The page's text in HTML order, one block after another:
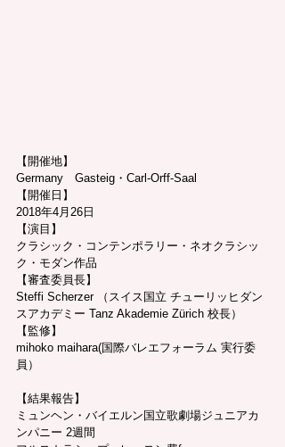
【開催地】
Germany　Gasteig・Carl-Orff-Saal
【開催日】
2018年4月26日
【演目】
クラシック・コンテンポラリー・ネオクラシッ
ク・モダン作品
【審査委員長】
Steffi Scherzer （スイス国立 チューリッヒダン
スアカデミー Tanz Akademie Zürich 校長）
【監修】
mihoko maihara(国際バレエフォーラム 実行委
員）
​【結果報告】
ミュンヘン・バイエルン国立歌劇場ジュニアカ
ンパニー 2週間